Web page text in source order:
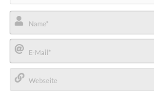
Name*
E-
Mail*